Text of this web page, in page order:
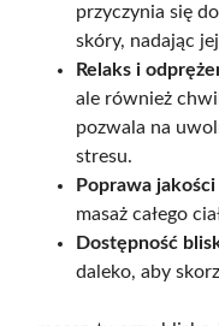
przyczynia się
skóry, nadając
Relaks i
ale również
pozwala na
stresu.
Poprawa jakości
masaż całego
Dostępność
daleko, aby